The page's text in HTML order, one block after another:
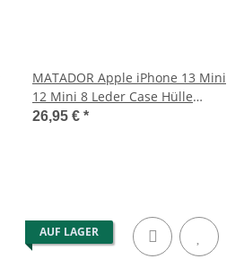
MATADOR Apple iPhone 13 Mini
12 Mini 8 Leder Case Hülle
Schwarz
26,95 € *
AUF LAGER